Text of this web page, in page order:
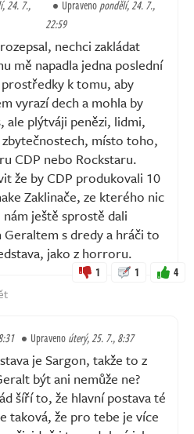
24. 7.,
Upravenopondělí, 24. 7.,
22:59
nechci zakládat
mě napadla jedna poslední
k tomu, aby
vyrazí dech a mohla by
ale plýtváji penězi, lidmi,
místo toho,
CDP nebo Rockstaru.
že by CDP produkovali 10
Zaklinače, ze kterého nic
ještě sprostě dali
s dredy a hráči to
jako z horroru.
1 1 4
Upravenoúterý, 25. 7., 8:37
je Sargon, takže to z
být ani nemůže ne?
šíří to, že hlavní postava té
taková, že pro tebe je více